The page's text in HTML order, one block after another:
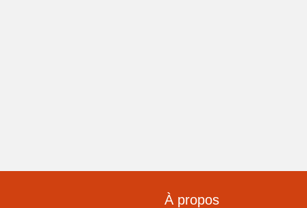
À propos